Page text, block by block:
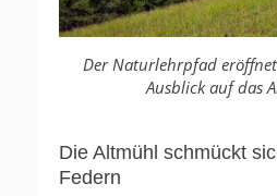
Der Naturlehrpfad
Ausblick auf das
Die Altmühl schmückt
Federn